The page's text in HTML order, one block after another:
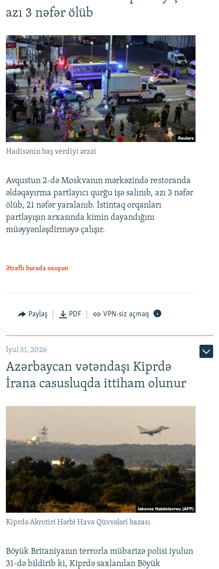
azı 3 nəfər ölüb
Hadisənin baş verdiyi ərazi
Avqustun 2-də Moskvanın mərkəzində restoranda
əldəqayırma partlayıcı qurğu işə salınıb, azı 3 nəfər
ölüb, 21 nəfər yaralanıb. İstintaq orqanları
partlayışın arxasında kimin dayandığını
müəyyənləşdirməyə çalışır.
Ətraflı burada oxuyun
Paylaş PDF VPN-siz açmaq
İyul 31, 2026
Azərbaycan vətəndaşı Kiprdə
İrana casusluqda ittiham olunur
Kiprdə Akrotiri Hərbi Hava Qüvvələri bazası
Böyük Britaniyanın terrorla mübarizə polisi iyulun
31-də bildirib ki, Kiprdə saxlanılan Böyük